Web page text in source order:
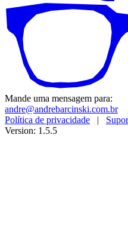
Mande uma mensagem para:
andre@andrebarcinski.com.br
Política de privacidade |
Version: 1.5.5